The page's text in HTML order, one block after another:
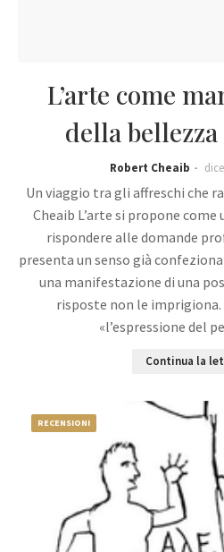
L’arte come
della
Robert Cheaib
Un viaggio tra gli affreschi che
Cheaib L’arte si propone
rispondere alle domande
presenta un senso già
una manifestazione di una
risposte non le imprigiona.
«l’espressione del
Continua la
RECENSIONI